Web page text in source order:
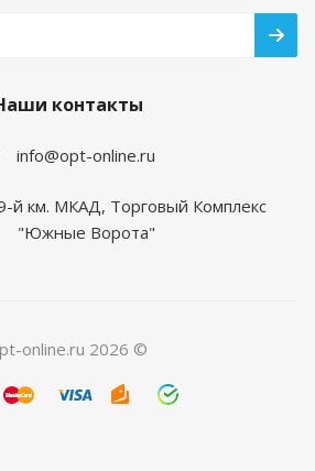
контакты
info@opt-online.ru
й км. МКАД, Торговый Комплекс
"Южные Ворота"
online.ru 2026 ©